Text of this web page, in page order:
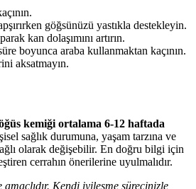
göğsünüzü yastıkla destekleyin.
kan dolaşımını artırın.
boyunca araba kullanmaktan kaçının.
aksatmayın.
kemiği ortalama 6-12 haftada
sağlık durumuna, yaşam tarzına ve
olarak değişebilir. En doğru bilgi için
cerrahın önerilerine uyulmalıdır.
Kendi iyileşme sürecinizle